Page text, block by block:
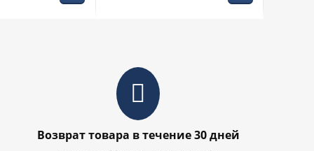
Возврат товара в течение 30 дней